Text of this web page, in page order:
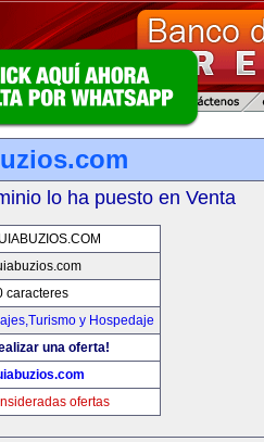
lo ha puesto en Venta
caracteres
y Hospedaje
una oferta!
ofertas